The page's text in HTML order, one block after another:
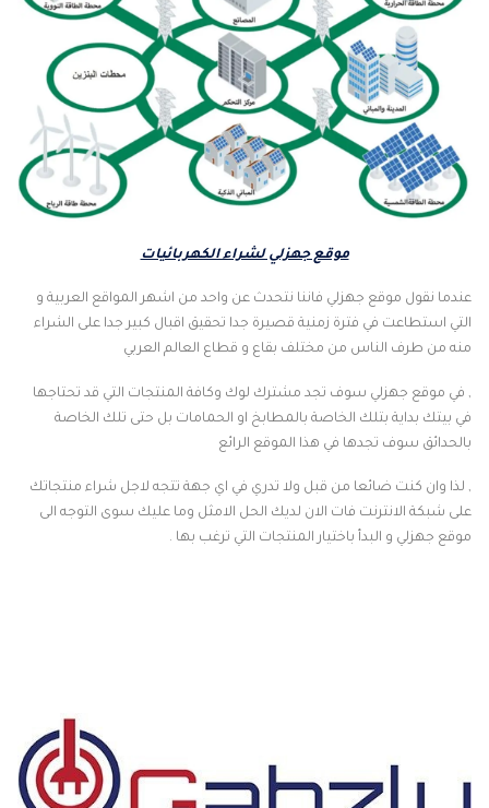
موقع جهزلي لشراء الكهربائيات
عندما نقول موقع جهزلي فاننا نتحدث عن واحد من اشهر المواقع العربية و
التي استطاعت في فترة زمنية قصيرة جدا تحقيق اقبال كبير جدا على الشراء
منه من طرف الناس من مختلف بقاع و قطاع العالم العربي
, في موقع جهزلي سوف تجد مشترك لوك وكافة المنتجات التي قد تحتاجها
في بيتك بداية بتلك الخاصة بالمطابخ او الحمامات بل حتى تلك الخاصة
بالحدائق سوف تجدها في هذا الموقع الرائع
, لذا وان كنت ضائعا من قبل ولا تدري في اي جهة تتجه لاجل شراء منتجاتك
على شبكة الانترنت فات الان لديك الحل الامثل وما عليك سوى التوجه الى
موقع جهزلي و البدأ باختيار المنتجات التي ترغب بها .